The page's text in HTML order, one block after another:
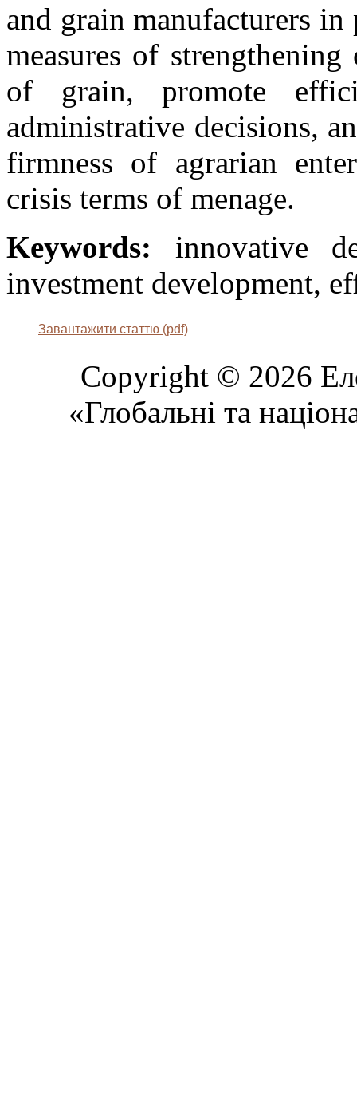
and grain manufacturers
measures of
of grain, promote
administrative decisions,
firmness of agrarian
crisis terms of menage.
Keywords: innovative
investment development,
Завантажити статтю (pdf)
Copyright © 2026
«Глобальні та